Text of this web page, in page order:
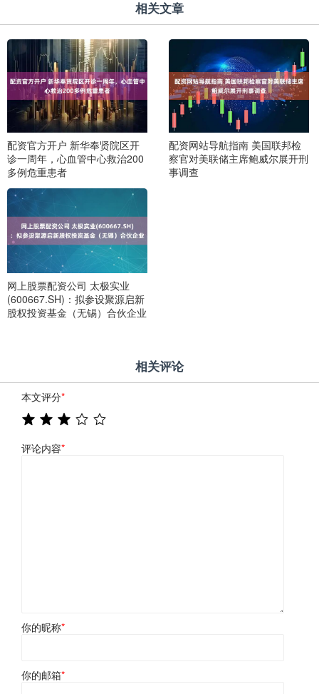
相关文章
配资官方开户 新华奉贤院区开
诊一周年，心血管中心救治200
多例危重患者
配资网站导航指南 美国联邦检
察官对美联储主席鲍威尔展开刑
事调查
网上股票配资公司 太极实业
(600667.SH)：拟参设聚源启新
股权投资基金（无锡）合伙企业
相关评论
本文评分*
评论内容*
你的昵称*
你的邮箱*